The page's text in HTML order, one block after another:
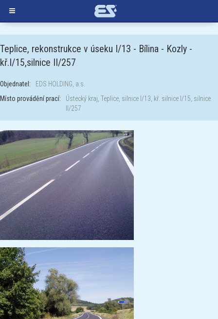
Teplice, rekonstrukce v úseku I/13 - Bílina - Kozly -
kř.I/15,silnice II/257
Objednatel:
EDS HOLDING, a.s.
Místo provádění prací:
Ústecký kraj, Teplice, silnice I/13, kř. silnice I/15, silnice
II/257